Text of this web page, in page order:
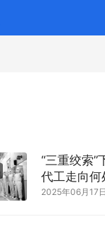
“三重绞索”
代工走向何
2025年06月17日